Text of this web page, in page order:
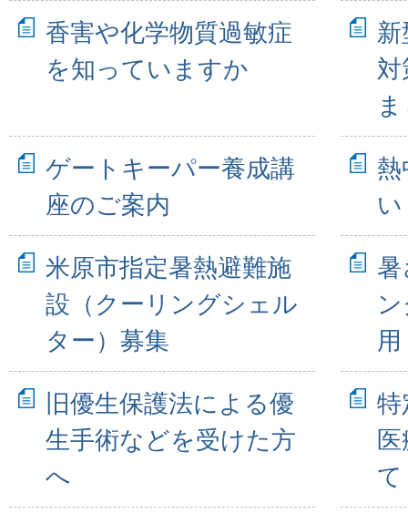
香害や化学物質過敏症
を知っていますか
対
ゲートキーパー養成講
座のご案内
い
米原市指定暑熱避難施
設（クーリングシェル
ター）募集
旧優生保護法による優
生手術などを受けた方
へ
特
て